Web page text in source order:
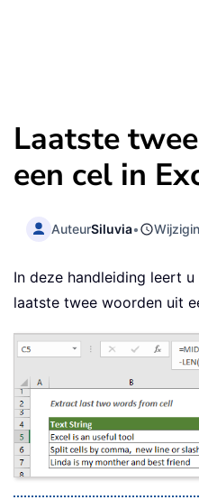
Laatste
een cel in
AuteurSiluvia•
In deze handleiding leert
laatste twee woorden uit